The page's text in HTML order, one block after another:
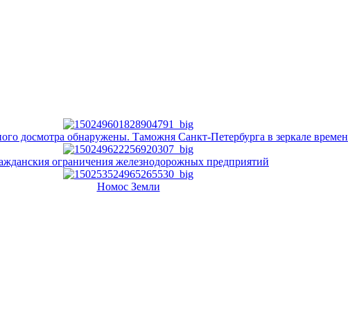
досмотра обнаружены. Таможня Санкт-Петербурга в зеркале времен
ограничения железнодорожных предприятий
Нoмoс Земли